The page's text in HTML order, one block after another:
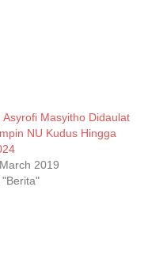
Asyrofi Masyitho Didaulat
NU Kudus Hingga
2019
"Berita"